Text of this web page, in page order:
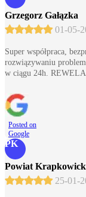
Grzegorz Gałązka
01-05-
Super współpraca,
rozwiązywaniu
w ciągu 24h.
Posted on
Google
PK
Powiat
25-01-